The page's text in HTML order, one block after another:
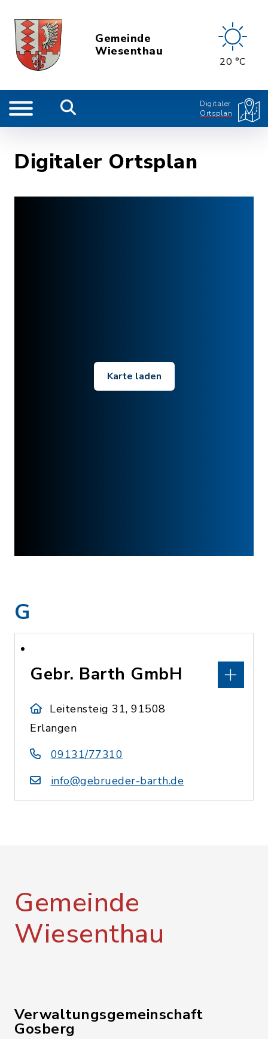
Gemeinde
Wiesenthau
20 °C
Digitaler
Ortsplan
Digitaler Ortsplan
Karte laden
G
Gebr. Barth GmbH
Leitensteig 31, 91508
Erlangen
09131/77310
info@gebrueder-barth.de
Gemeinde
Wiesenthau
Verwaltungsgemeinschaft
Gosberg